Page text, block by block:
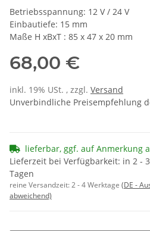
Betriebsspannung: 12 V / 24 V
Einbautiefe: 15 mm
Maße H xBxT : 85 x 47 x 20 mm
68,00 €
inkl. 19% USt. , zzgl. Versand
Unverbindliche Preisempfehlung
lieferbar, ggf. auf Anmerkung
Lieferzeit bei Verfügbarkeit: in 2 - 3
Tagen
reine Versandzeit:2 - 4 Werktage (DE -
abweichend)